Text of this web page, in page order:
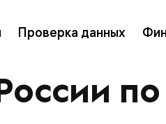
Проверка данных
по